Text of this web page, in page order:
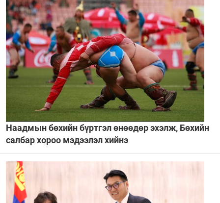
Наадмын бөхийн бүртгэл өнөөдөр эхэлж, Бөхийн
салбар хороо мэдээлэл хийнэ